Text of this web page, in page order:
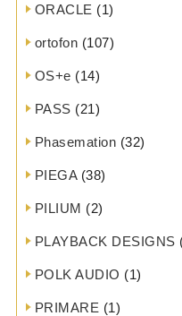
ORACLE (1)
ortofon (107)
OS+e (14)
PASS (21)
Phasemation (32)
PIEGA(38)
PILIUM (2)
PLAYBACK DESIGNS
POLK AUDIO (1)
PRIMARE (1)